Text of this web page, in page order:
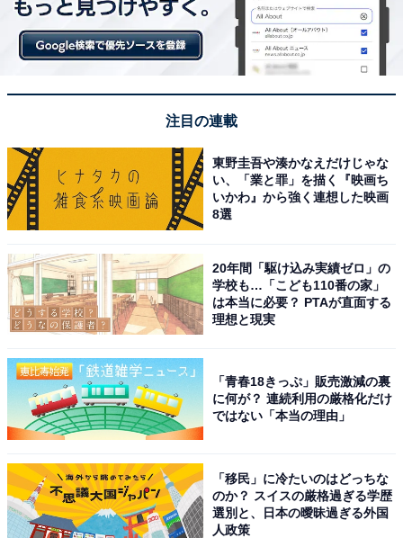
注目の連載
東野圭吾や湊かなえだけじゃな
い、「業と罪」を描く『映画ち
いかわ』から強く連想した映画
8選
20年間「駆け込み実績ゼロ」の
学校も…「こども110番の家」
は本当に必要？ PTAが直面する
理想と現実
「青春18きっぷ」販売激減の裏
に何が？ 連続利用の厳格化だけ
ではない「本当の理由」
「移民」に冷たいのはどっちな
のか？ スイスの厳格過ぎる学歴
選別と、日本の曖昧過ぎる外国
人政策